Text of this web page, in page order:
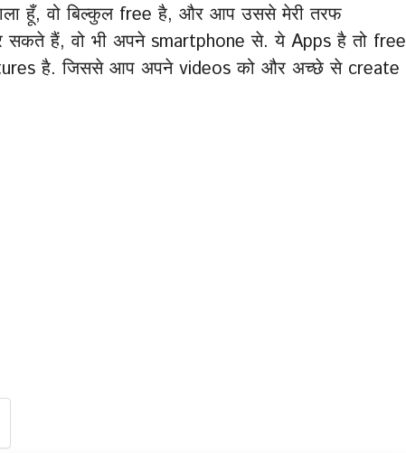
हूँ, वो बिल्कुल free है, और आप उससे मेरी तरफ
हैं, वो भी अपने smartphone से. ये Apps है तो free
है. जिससे आप अपने videos को और अच्छे से create